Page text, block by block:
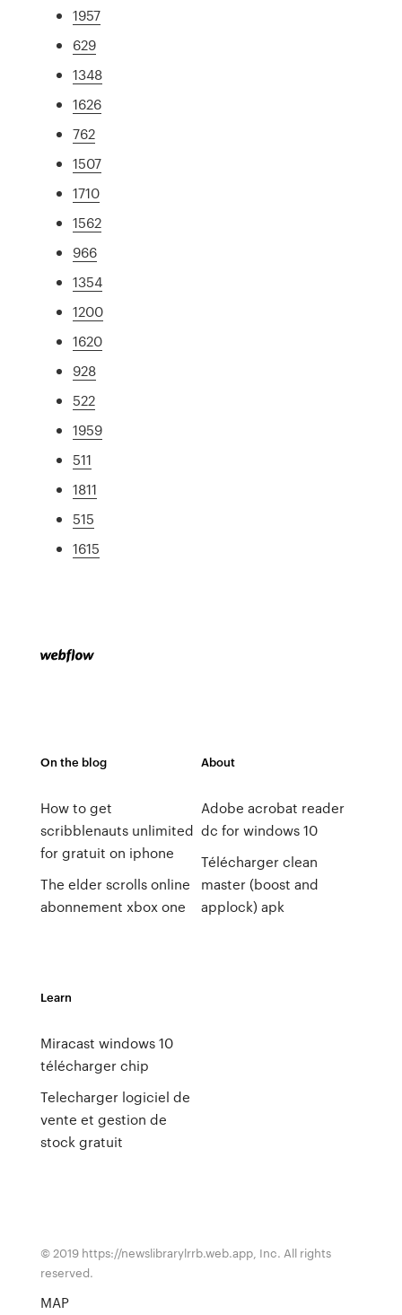
1957
629
1348
1626
762
1507
1710
1562
966
1354
1200
1620
928
522
1959
511
1811
515
1615
On the blog
How to get
scribblenauts unlimited
for gratuit on iphone
The elder scrolls online
abonnement xbox one
About
Adobe acrobat reader
dc for windows 10
Télécharger clean
master (boost and
applock) apk
Learn
Miracast windows 10
télécharger chip
Telecharger logiciel de
vente et gestion de
stock gratuit
© 2019 https://newslibrarylrrb.web.app, Inc. All rights
reserved.
MAP